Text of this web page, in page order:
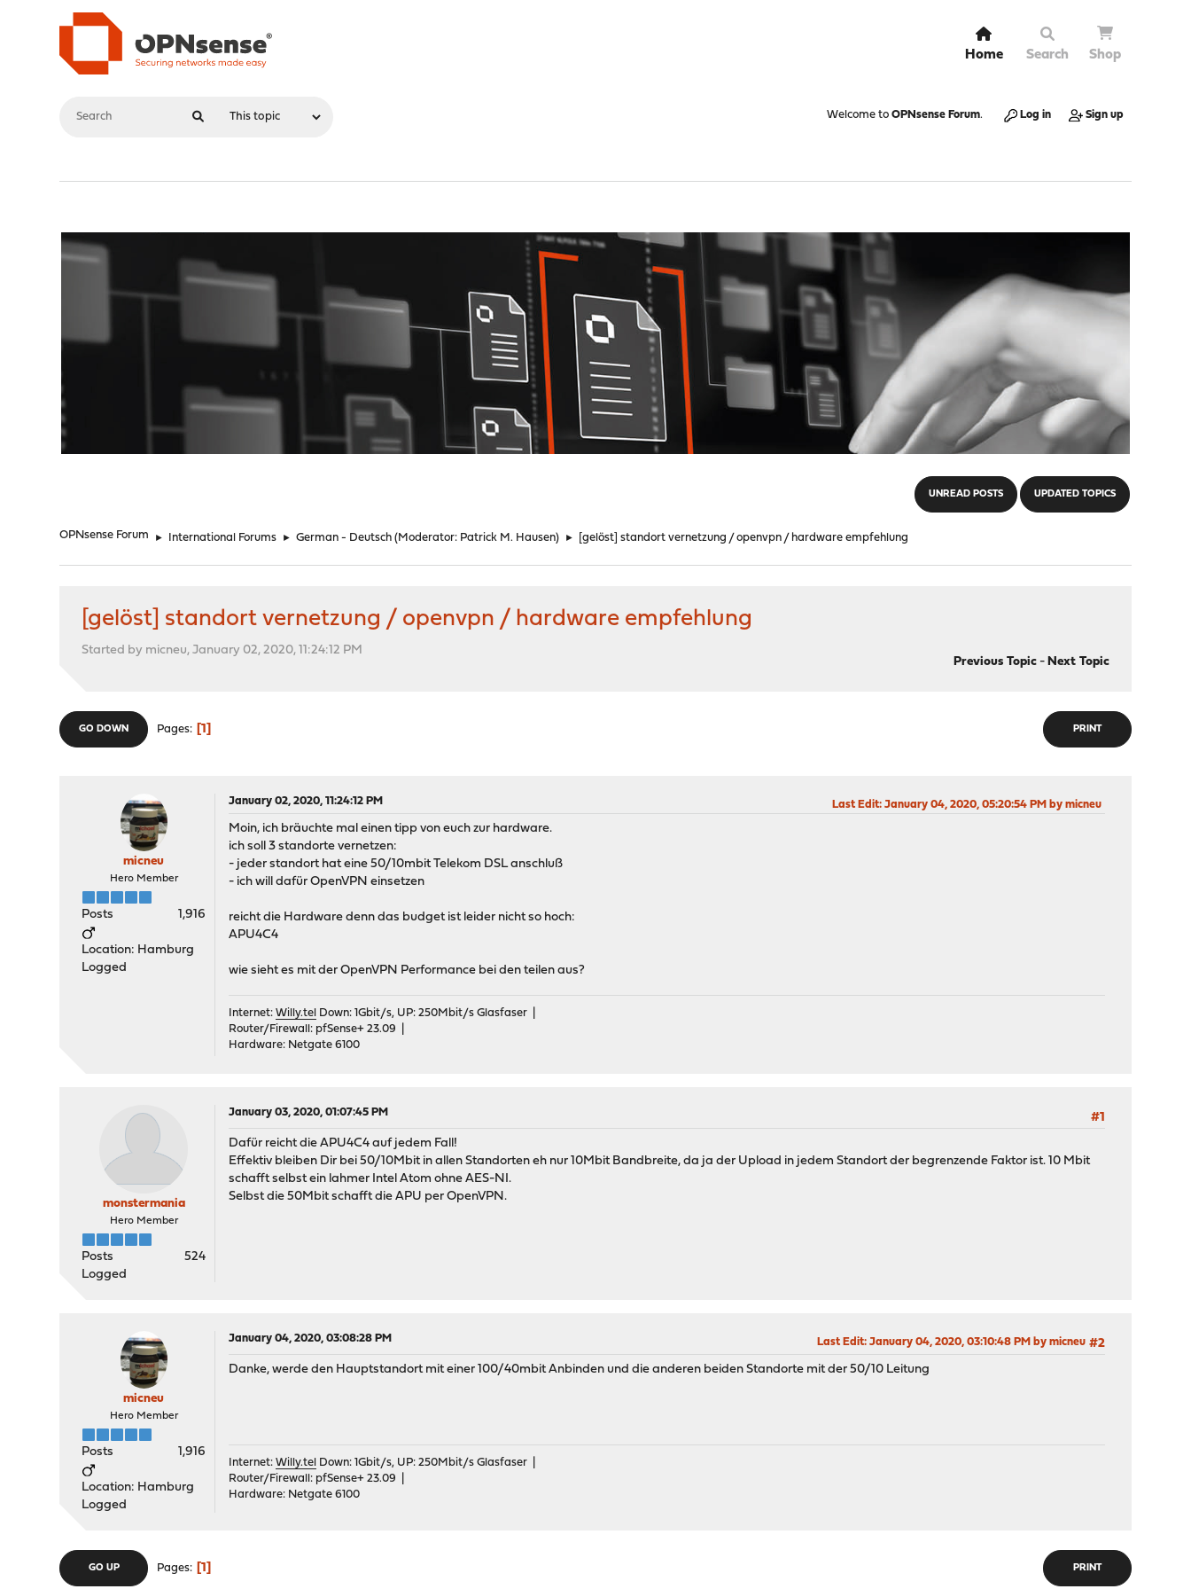
Home Search Shop
Welcome to OPNsense Forum. Log in Sign up
UNREAD POSTS UPDATED TOPICS
OPNsense Forum ► International Forums ► German - Deutsch (Moderator: Patrick M. Hausen) ► [gelöst] standort vernetzung / openvpn / hardware empfehlung
[gelöst] standort vernetzung / openvpn / hardware empfehlung
Started by micneu, January 02, 2020, 11:24:12 PM
Previous Topic- Next Topic
PRINT
GO DOWN Pages 1
micneu
Hero Member
Posts 1,916
Location: Hamburg
Logged
January 02, 2020, 11:24:12 PM Last Edit: January 04, 2020, 05:20:54 PM by micneu
Moin, ich bräuchte mal einen tipp von euch zur hardware.
ich soll 3 standorte vernetzen:
- jeder standort hat eine 50/10mbit Telekom DSL anschluß
- ich will dafür OpenVPN einsetzen
reicht die Hardware denn das budget ist leider nicht so hoch:
APU4C4
wie sieht es mit der OpenVPN Performance bei den teilen aus?
Internet:Willy.tel
Down: 1Gbit/s, UP: 250Mbit/s Glasfaser |
Router/Firewall: pfSense+ 23.09 |
Hardware: Netgate 6100
monstermania
Hero Member
Posts
524
Logged
January 03, 2020, 01:07:45 PM
#1
Dafür reicht die APU4C4 auf jedem Fall!
Effektiv bleiben Dir bei 50/10Mbit in allen Standorten eh nur 10Mbit Bandbreite, da ja der Upload in jedem Standort der begrenzende Faktor ist. 10 Mbit
schafft selbst ein lahmer Intel Atom ohne AES-NI.
Selbst die 50Mbit schafft die APU per OpenVPN.
micneu
Hero Member
Posts 1,916
Location: Hamburg
Logged
January 04, 2020, 03:08:28 PM #2
Last Edit: January 04, 2020, 03:10:48 PM by micneu
Danke, werde den Hauptstandort mit einer 100/40mbit Anbinden und die anderen beiden Standorte mit der 50/10 Leitung
Internet:Willy.tel
Down: 1Gbit/s, UP: 250Mbit/s Glasfaser |
Router/Firewall: pfSense+ 23.09 |
Hardware: Netgate 6100
PRINT
GO UP Pages 1